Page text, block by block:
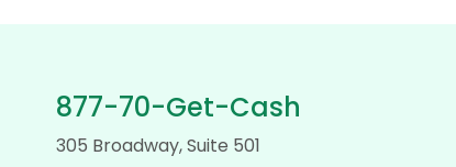
877-70-Get-Cash
305 Broadway, Suite 501